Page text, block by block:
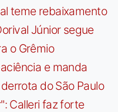
teme rebaixamento
Júnior segue
o Grêmio
e manda
do São Paulo
Calleri faz forte